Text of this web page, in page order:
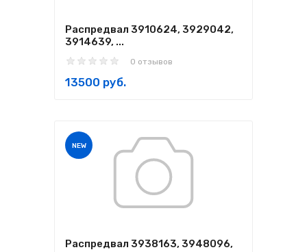
Распредвал 3910624, 3929042,
3914639, ...
0 отзывов
13500 руб.
NEW
Распредвал 3938163, 3948096,